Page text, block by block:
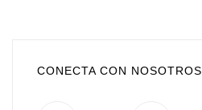
CONECTA CON NOSOTROS